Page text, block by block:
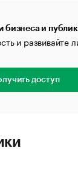
бизнеса и
и развивайте
доступ